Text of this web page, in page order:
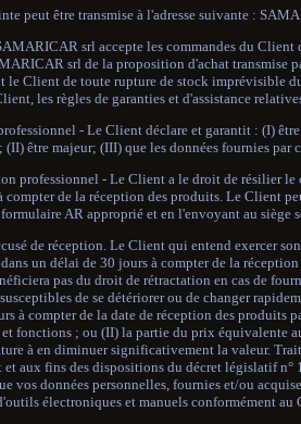
peut être transmise à l'adresse suivante :
srl accepte les commandes du
srl de la proposition d'achat
le Client de toute rupture de stock imprévisible
les règles de garanties et d'assistance
- Le Client déclare et garantit : (I)
(II) être majeur; (III) que les données fournies
professionnel - Le Client a le droit de résilier le
de la réception des produits. Le Client
formulaire AR approprié et en l'envoyant au
de réception. Le Client qui entend exercer
un délai de 30 jours à compter de la
pas du droit de rétractation en cas de
de se détériorer ou de changer
à compter de la date de réception des
et fonctions ; ou (II) la partie du prix
à en diminuer significativement la valeur.
aux fins des dispositions du décret législatif
vos données personnelles, fournies et/ou
électroniques et manuels conformément